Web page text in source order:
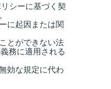
シーに基づく契
に起因または関
とができない法
務に適用される
効な規定に代わ